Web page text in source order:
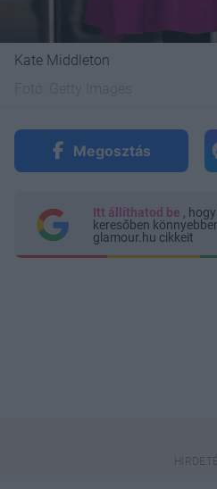
Kate Middleton
Megosztás
Itt állíthatod be ,
keresőben
glamour.hu cikkeit